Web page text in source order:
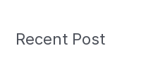
Recent Post